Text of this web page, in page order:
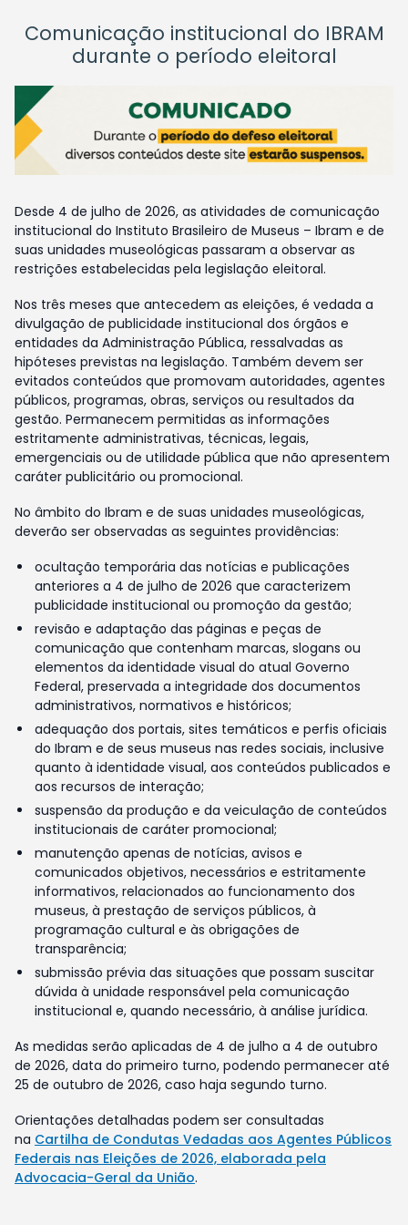
Comunicação institucional do IBRAM
durante o período eleitoral
Desde 4 de julho de 2026, as atividades de comunicação
institucional do Instituto Brasileiro de Museus – Ibram e de
suas unidades museológicas passaram a observar as
restrições estabelecidas pela legislação eleitoral.
Nos três meses que antecedem as eleições, é vedada a
divulgação de publicidade institucional dos órgãos e
entidades da Administração Pública, ressalvadas as
hipóteses previstas na legislação. Também devem ser
evitados conteúdos que promovam autoridades, agentes
públicos, programas, obras, serviços ou resultados da
gestão. Permanecem permitidas as informações
estritamente administrativas, técnicas, legais,
emergenciais ou de utilidade pública que não apresentem
caráter publicitário ou promocional.
No âmbito do Ibram e de suas unidades museológicas,
deverão ser observadas as seguintes providências:
ocultação temporária das notícias e publicações
anteriores a 4 de julho de 2026 que caracterizem
publicidade institucional ou promoção da gestão;
revisão e adaptação das páginas e peças de
comunicação que contenham marcas, slogans ou
elementos da identidade visual do atual Governo
Federal, preservada a integridade dos documentos
administrativos, normativos e históricos;
adequação dos portais, sites temáticos e perfis oficiais
do Ibram e de seus museus nas redes sociais, inclusive
quanto à identidade visual, aos conteúdos publicados e
aos recursos de interação;
suspensão da produção e da veiculação de conteúdos
institucionais de caráter promocional;
manutenção apenas de notícias, avisos e
comunicados objetivos, necessários e estritamente
informativos, relacionados ao funcionamento dos
museus, à prestação de serviços públicos, à
programação cultural e às obrigações de
transparência;
submissão prévia das situações que possam suscitar
dúvida à unidade responsável pela comunicação
institucional e, quando necessário, à análise jurídica.
As medidas serão aplicadas de 4 de julho a 4 de outubro
de 2026, data do primeiro turno, podendo permanecer até
25 de outubro de 2026, caso haja segundo turno.
Orientações detalhadas podem ser consultadas
na Cartilha de Condutas Vedadas aos Agentes Públicos
Federais nas Eleições de 2026, elaborada pela
Advocacia-Geral da União.